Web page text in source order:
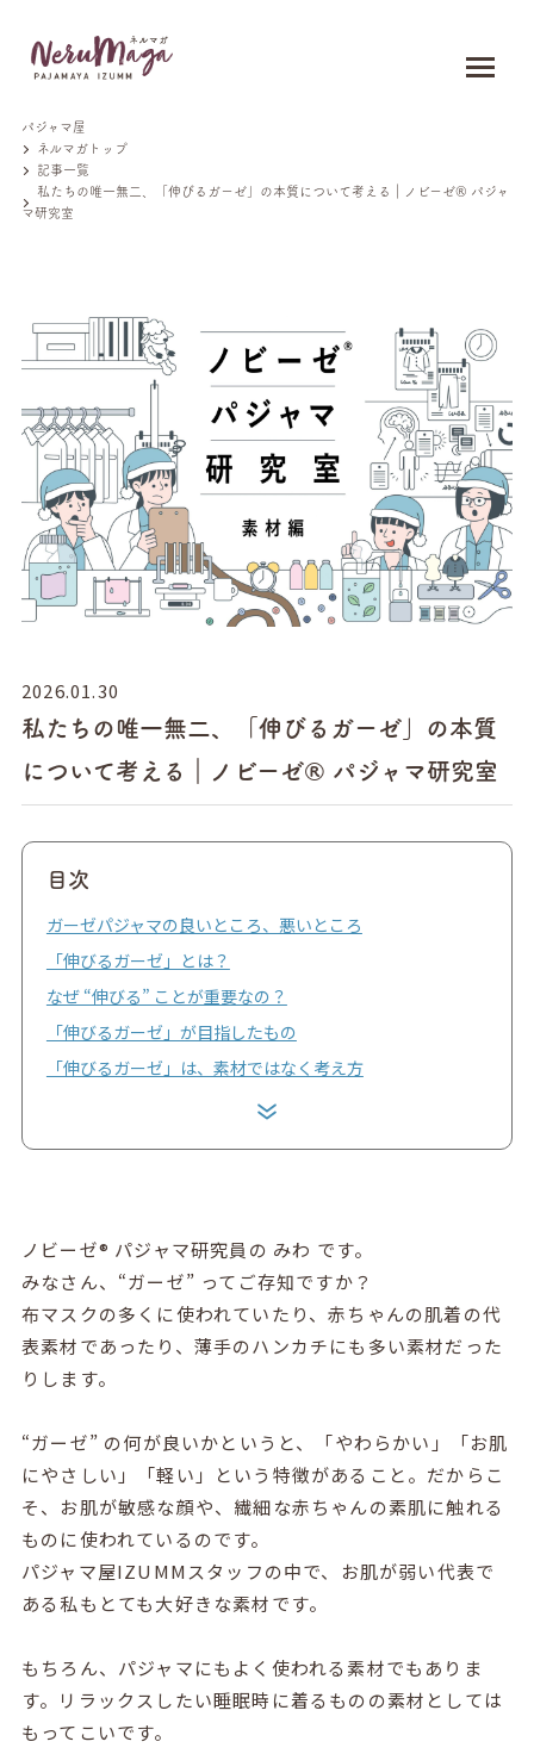
パジャマ屋
ネルマガトップ
記事一覧
私たちの唯一無二、「伸びるガーゼ」の本質について考える｜ノビーゼ® パジャ
マ研究室
2026.01.30
私たちの唯一無二、「伸びるガーゼ」の本質
について考える｜ノビーゼ® パジャマ研究室
目次
ガーゼパジャマの良いところ、悪いところ
「伸びるガーゼ」とは？
なぜ “伸びる” ことが重要なの？
「伸びるガーゼ」が目指したもの
「伸びるガーゼ」は、素材ではなく考え方
ノビーゼ® パジャマ研究員の みわ です。
みなさん、“ガーゼ” ってご存知ですか？
布マスクの多くに使われていたり、赤ちゃんの肌着の代
表素材であったり、薄手のハンカチにも多い素材だった
りします。
“ガーゼ” の何が良いかというと、「やわらかい」「お肌
にやさしい」「軽い」という特徴があること。だからこ
そ、お肌が敏感な顔や、繊細な赤ちゃんの素肌に触れる
ものに使われているのです。
パジャマ屋IZUMMスタッフの中で、お肌が弱い代表で
ある私もとても大好きな素材です。
もちろん、パジャマにもよく使われる素材でもありま
す。リラックスしたい睡眠時に着るものの素材としては
もってこいです。